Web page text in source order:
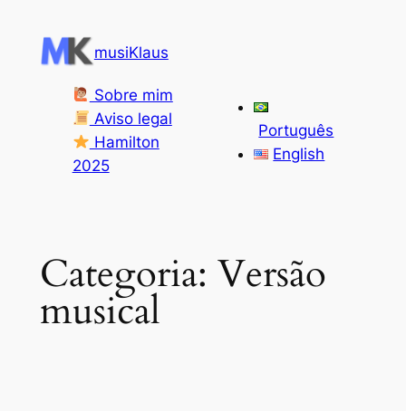
conteúdo
musiKlaus
Sobre mim
Aviso legal
Hamilton
2025
Português
English
Categoria: Versão
musical